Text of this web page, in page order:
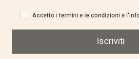
Iscriviti
Accetto i termini e le condizioni e